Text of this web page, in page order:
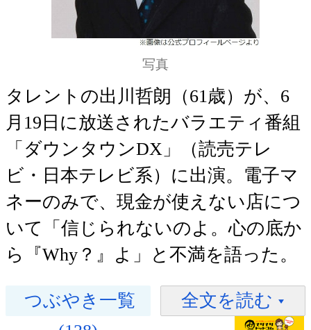
写真
タレントの出川哲朗（61歳）が、6
月19日に放送されたバラエティ番組
「ダウンタウンDX」（読売テレ
ビ・日本テレビ系）に出演。電子マ
ネーのみで、現金が使えない店につ
いて「信じられないのよ。心の底か
ら『Why？』よ」と不満を語った。
つぶやき一覧
全文を読む